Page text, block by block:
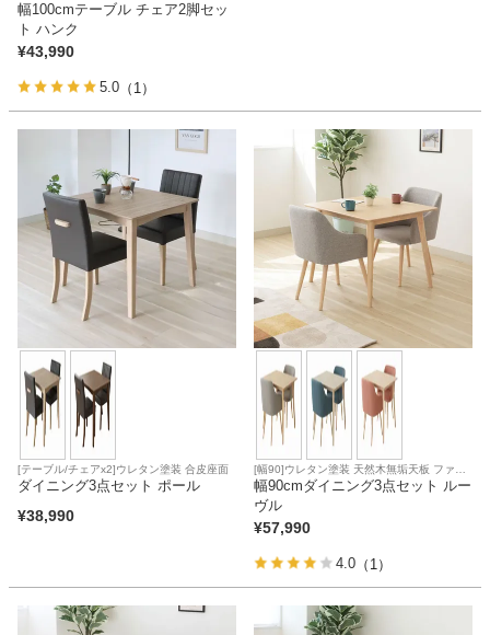
幅100cmテーブル チェア2脚セッ
ト ハンク
¥43,990
5.0 （1）
[テーブル/チェアx2]ウレタン塗装 合皮座面
ダイニング3点セット ポール
¥38,990
[幅90]ウレタン塗装 天然木無垢天板 ファブ
リック座面
幅90cmダイニング3点セット ルー
ヴル
¥57,990
4.0 （1）